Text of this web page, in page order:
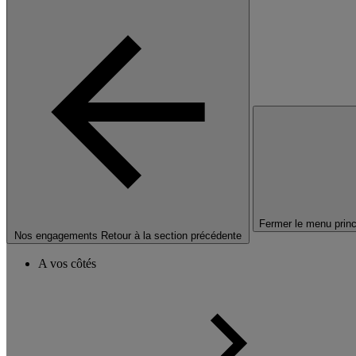
Nos engagements Retour à la section précédente
Fermer le menu
A vos côtés